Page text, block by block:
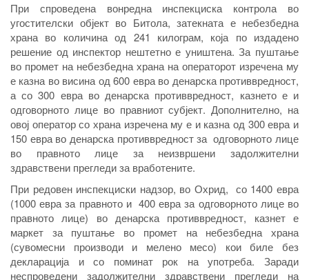
При спроведена вонредна инспекциска контрола во
угостителски објект во Битола, затекната е небезбедна
храна во количина од 241 килограм, која по издадено
решение од инспектор нештетно е уништена. За пуштање
во промет на небезбедна храна на операторот изречена му
е казна во висина од 600 евра во денарска противвредност,
а со 300 евра во денарска противвредност, казнето е и
одговорното лице во правниот субјект. Дополнително, на
овој оператор со храна изречена му е и казна од 300 евра и
150 евра во денарска противвредност за одговорното лице
во правното лице за неизвршени задолжителни
здравствени прегледи за вработените.
При редовен инспекциски надзор, во Охрид, со 1400 евра
(1000 евра за правното и 400 евра за одговорното лице во
правното лице) во денарска противвредност, казнет е
маркет за пуштање во промет на небезбедна храна
(сувомесни производи и мелено месо) кои биле без
декларација и со поминат рок на употреба. Заради
неспроведени задолжителни здравствени прегледи на